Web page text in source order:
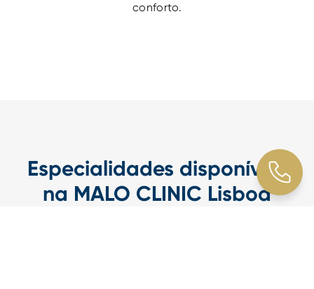
conforto.
Especialidades disponíveis
na MALO CLINIC Lisboa